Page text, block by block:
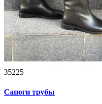
35225
Сапоги трубы